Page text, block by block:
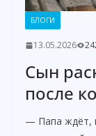
БЛОГИ
13.05.2026
Сын
после
— Папа ждёт,